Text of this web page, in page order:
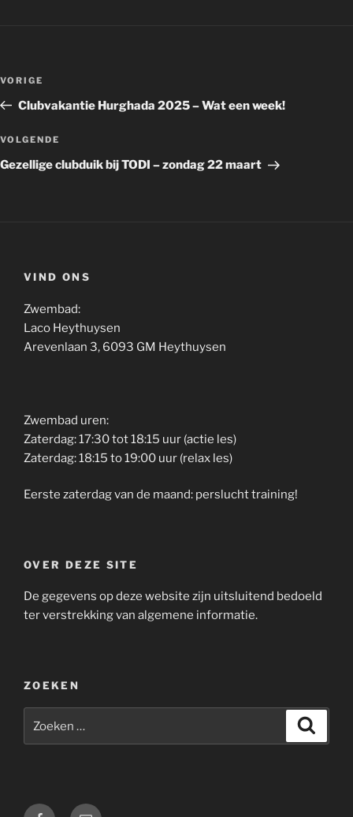
Vorig
bericht
VORIGE
Clubvakantie Hurghada 2025 – Wat een week!
Volgend
bericht
VOLGENDE
Gezellige clubduik bij TODI – zondag 22 maart
VIND ONS
Zwembad:
Laco Heythuysen
Arevenlaan 3, 6093 GM Heythuysen
Zwembad uren:
Zaterdag: 17:30 tot 18:15 uur (actie les)
Zaterdag: 18:15 to 19:00 uur (relax les)
Eerste zaterdag van de maand: perslucht training!
OVER DEZE SITE
De gegevens op deze website zijn uitsluitend bedoeld
ter verstrekking van algemene informatie.
ZOEKEN
naar:
Facebook
E-